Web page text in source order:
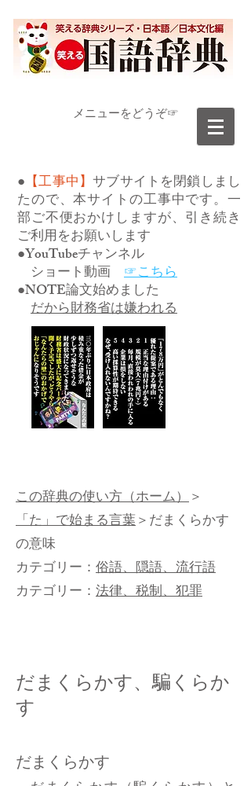
​メニューをどうぞ☞
● 【工事中】サブサイトを閉鎖しまし
たので、本サイトの工事中です。一
部ご不便おかけしますが、引き続き
ご利用をお願いします
●YouTubeチャンネル
ショート動画 ☞こちら
●NOTE論文始めました
だから財務省は嫌われる
この辞典の使い方（ホーム）＞
「た」で始まる言葉＞だまくらかす
の意味
カテゴリー： 俗語、隠語、流行語
カテゴリー： 法律、税制、犯罪
だまくらかす、騙くらか
す
だまくらかす